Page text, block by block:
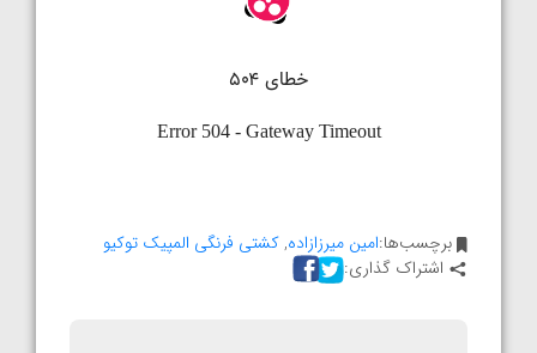
برچسب‌ها:امین میرزازاده,کشتی فرنگی المپیک توکیو
اشتراک گذاری: